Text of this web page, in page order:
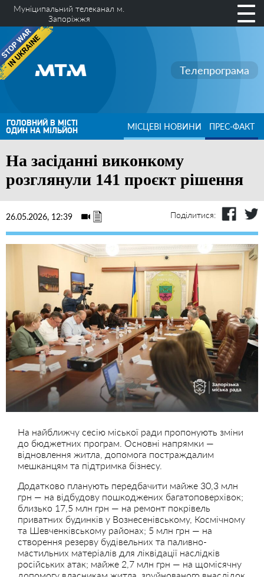
Муніципальний телеканал м.
Запоріжжя
Телепрограма
ГОЛОВНИЙ В МІСТІ
ОДИН НА МІЛЬЙОН МІСЦЕВІ НОВИНИ ПРЕС-ФАКТ
На засіданні виконкому
розглянули 141 проєкт рішення
26.05.2026, 12:39 Поділитися:
На найближчу сесію міської ради пропонують зміни
до бюджетних програм. Основні напрямки —
відновлення житла, допомога постраждалим
мешканцям та підтримка бізнесу.
Додатково планують передбачити майже 30,3 млн
грн — на відбудову пошкоджених багатоповерхівок;
близько 17,5 млн грн — на ремонт покрівель
приватних будинків у Вознесенівському, Космічному
та Шевченківському районах; 5 млн грн — на
створення резерву будівельних та паливно-
мастильних матеріалів для ліквідації наслідків
російських атак; майже 2,7 млн грн — на щомісячну